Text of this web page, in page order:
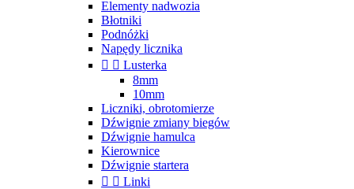
Elementy nadwozia
Błotniki
Podnóżki
Napędy licznika
  Lusterka
8mm
10mm
Liczniki, obrotomierze
Dźwignie zmiany biegów
Dźwignie hamulca
Kierownice
Dźwignie startera
  Linki